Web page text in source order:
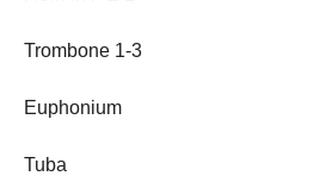
Trombone 1-3
Euphonium
Tuba